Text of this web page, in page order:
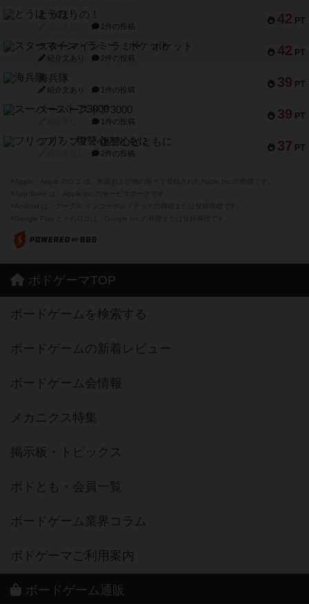
42 PT
とうほうの！
1件の投稿
42 PT
スターマイン・ラミー ポケット
紹介文あり 2件の投稿
39 PT
海兵隊
紹介文あり 1件の投稿
39 PT
スーパーストア3000
1件の投稿
37 PT
フリップ７：復讐心とともに
2件の投稿
ボドゲーマTOP
ボードゲームを検索する
ボードゲームの新着レビュー
ボードゲーム会情報
メカニクス特集
掲示板・トピックス
ボドとも・会員一覧
ボードゲーム業界コラム
ボドゲーマご利用案内
ボードゲーム通販